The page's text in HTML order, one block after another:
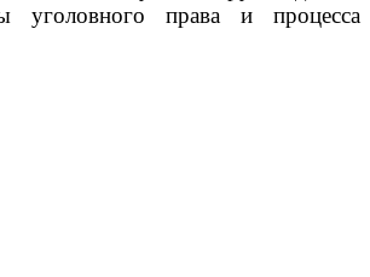
уголовного права и процесса